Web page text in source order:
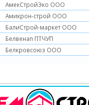
АмекСтройЭко ООО
Амикрон-строй ООО
БалиСтрой-маркет ООО
Белвенап ПТЧУП
Белкровсоюз ООО